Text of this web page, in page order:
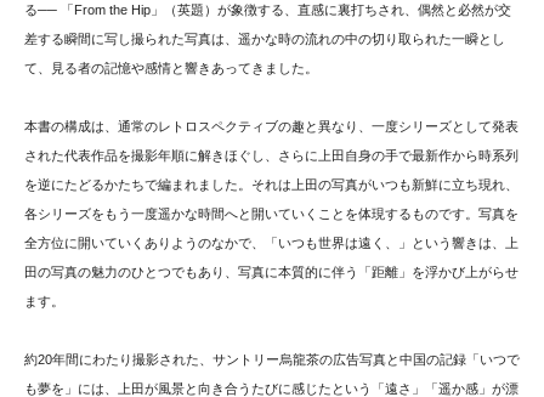
る── 「From the Hip」（英題）が象徴する、直感に裏打ちされ、偶然と必然が交
差する瞬間に写し撮られた写真は、遥かな時の流れの中の切り取られた一瞬とし
て、見る者の記憶や感情と響きあってきました。
本書の構成は、通常のレトロスペクティブの趣と異なり、一度シリーズとして発表
された代表作品を撮影年順に解きほぐし、さらに上田自身の手で最新作から時系列
を逆にたどるかたちで編まれました。それは上田の写真がいつも新鮮に立ち現れ、
各シリーズをもう一度遥かな時間へと開いていくことを体現するものです。写真を
全方位に開いていくありようのなかで、「いつも世界は遠く、」という響きは、上
田の写真の魅力のひとつでもあり、写真に本質的に伴う「距離」を浮かび上がらせ
ます。
約20年間にわたり撮影された、サントリー烏龍茶の広告写真と中国の記録「いつで
も夢を」には、上田が風景と向き合うたびに感じたという「遠さ」「遥か感」が漂